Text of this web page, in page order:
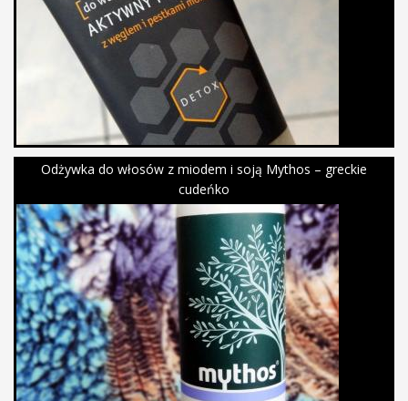
Odżywka do włosów z miodem i soją Mythos – greckie
cudeńko